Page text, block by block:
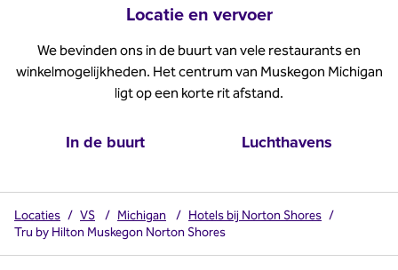
Locatie en vervoer
We bevinden ons in de buurt van vele restaurants en
winkelmogelijkheden. Het centrum van Muskegon Michigan
ligt op een korte rit afstand.
In de buurt Luchthavens
Locaties / VS / Michigan / Hotels bij Norton Shores /
Tru by Hilton Muskegon Norton Shores